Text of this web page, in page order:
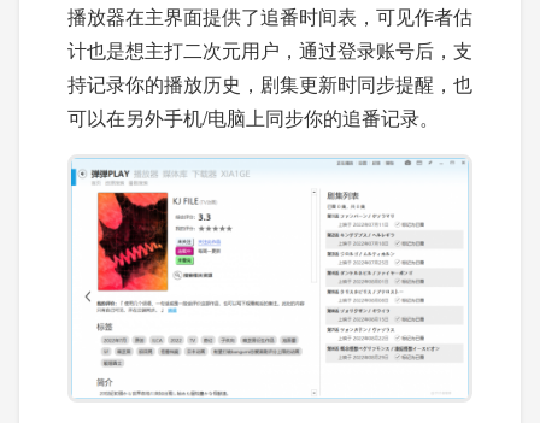
播放器在主界面提供了追番时间表，可见作者估
计也是想主打二次元用户，通过登录账号后，支
持记录你的播放历史，剧集更新时同步提醒，也
可以在另外手机/电脑上同步你的追番记录。